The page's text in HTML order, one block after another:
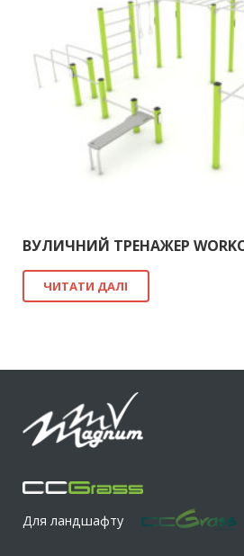
ВУЛИЧНИЙ ТРЕНАЖЕР
ЧИТАТИ ДАЛІ
Для ландшафту